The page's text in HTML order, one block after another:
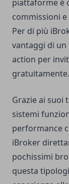
piattaforme è
commissioni
Per di più
vantaggi di un
action per
gratuitamente.
Grazie ai suoi
sistemi
performance
iBroker
pochissimi
questa